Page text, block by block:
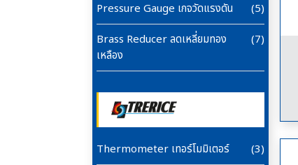
Pressure Gauge เกจวัดแรงดัน
(5)
Brass Reducer ลดเหลี่ยมทอง
เหลือง
(7)
Thermometer เทอร์โมมิเตอร์
(3)